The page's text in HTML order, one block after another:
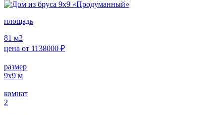
площадь
81 м2
цена от 1138000 ₽
размер
9х9 м
комнат
2